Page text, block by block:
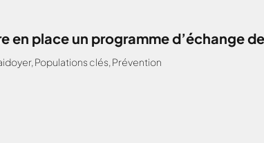
en place un programme d’échange
, Populations clés, Prévention